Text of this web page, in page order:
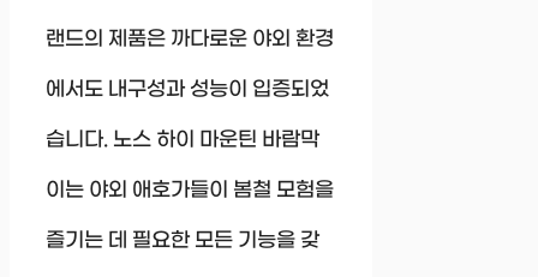
랜드의 제품은 까다로운 야외 환경
에서도 내구성과 성능이 입증되었
습니다. 노스 하이 마운틴 바람막
이는 야외 애호가들이 봄철 모험을
즐기는 데 필요한 모든 기능을 갖